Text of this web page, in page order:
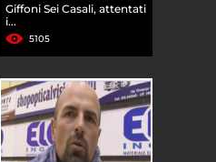
Giffoni Sei Casali, attentati
i...
5105